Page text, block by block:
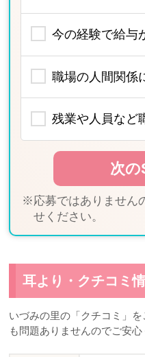
今の経験で給与
職場の人間関係
残業や人員など
※応募ではありません
せください。
耳より・クチコミ
いづみの里の「クチコミ」
も問題ありませんのでご安心